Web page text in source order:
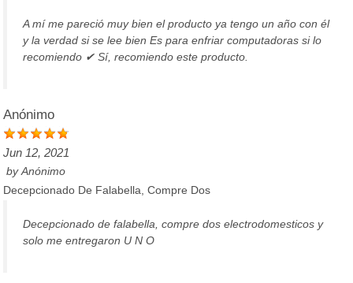
A mí me pareció muy bien el producto ya tengo un año con él
y la verdad si se lee bien Es para enfriar computadoras si lo
recomiendo ✔ Sí, recomiendo este producto.
Anónimo
Jun 12, 2021
byAnónimo
Decepcionado De Falabella, Compre Dos
Decepcionado de falabella, compre dos electrodomesticos y
solo me entregaron U N O